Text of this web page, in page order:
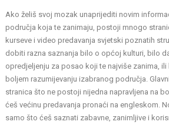
Ako želiš svoj mozak unaprijediti novim
područja koja te zanimaju, postoji mnogo
kurseve i video predavanja svjetski poznatih
dobiti razna saznanja bilo o općoj kulturi, bilo
opredjeljenju za posao koji te najviše zanima,
boljem razumijevanju izabranog područja.
stranica što ne postoji nijedna napravljena na
ćeš većinu predavanja pronaći na engleskom.
samo što ćeš saznati zabavne, zanimljive i